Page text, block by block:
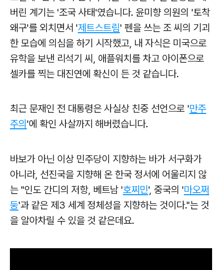
버린 계기는 '조국 사태'였습니다. 윤미향 의원의 '토착
왜구'를 외치면서 '제트스트림' 펜을 쓰는 조 씨의 기괴
한 모습에 의심을 하기 시작했고, 내 자식은 미국으로
유학을 보낸 리석기 씨, 애플워치를 차고 아이폰으로
셀카를 찍는 대진연에 확신이 든 것 같습니다.
최근 문재인 전 대통령은 사실상 친중 선언으로 '만주
주의 '에 확인 사살까지 해버렸습니다.
바보가 아닌 이상 민주당이 지향하는 바가 서구화가
아니라, 선진국을 지향해 온 한국 정서에 어울리지 않
는 "인도 간디의 저항, 베트남 '호찌민', 중국의 '마오쩌
둥'과 같은 제3 세계 정체성을 지향하는 것이다."는 것
을 알아차릴 수 있을 것 같은데요.